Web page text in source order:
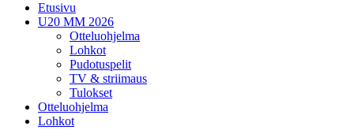
Etusivu
U20 MM 2026
Otteluohjelma
Lohkot
Pudotuspelit
TV & striimaus
Tulokset
Otteluohjelma
Lohkot